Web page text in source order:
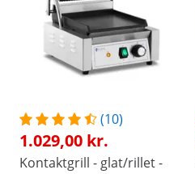
(10)
1.029,00 kr.
Kontaktgrill - glat/rillet -